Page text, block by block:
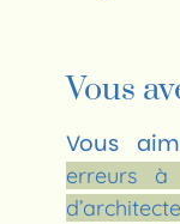
Vous
Vous
erreurs
d’architecte